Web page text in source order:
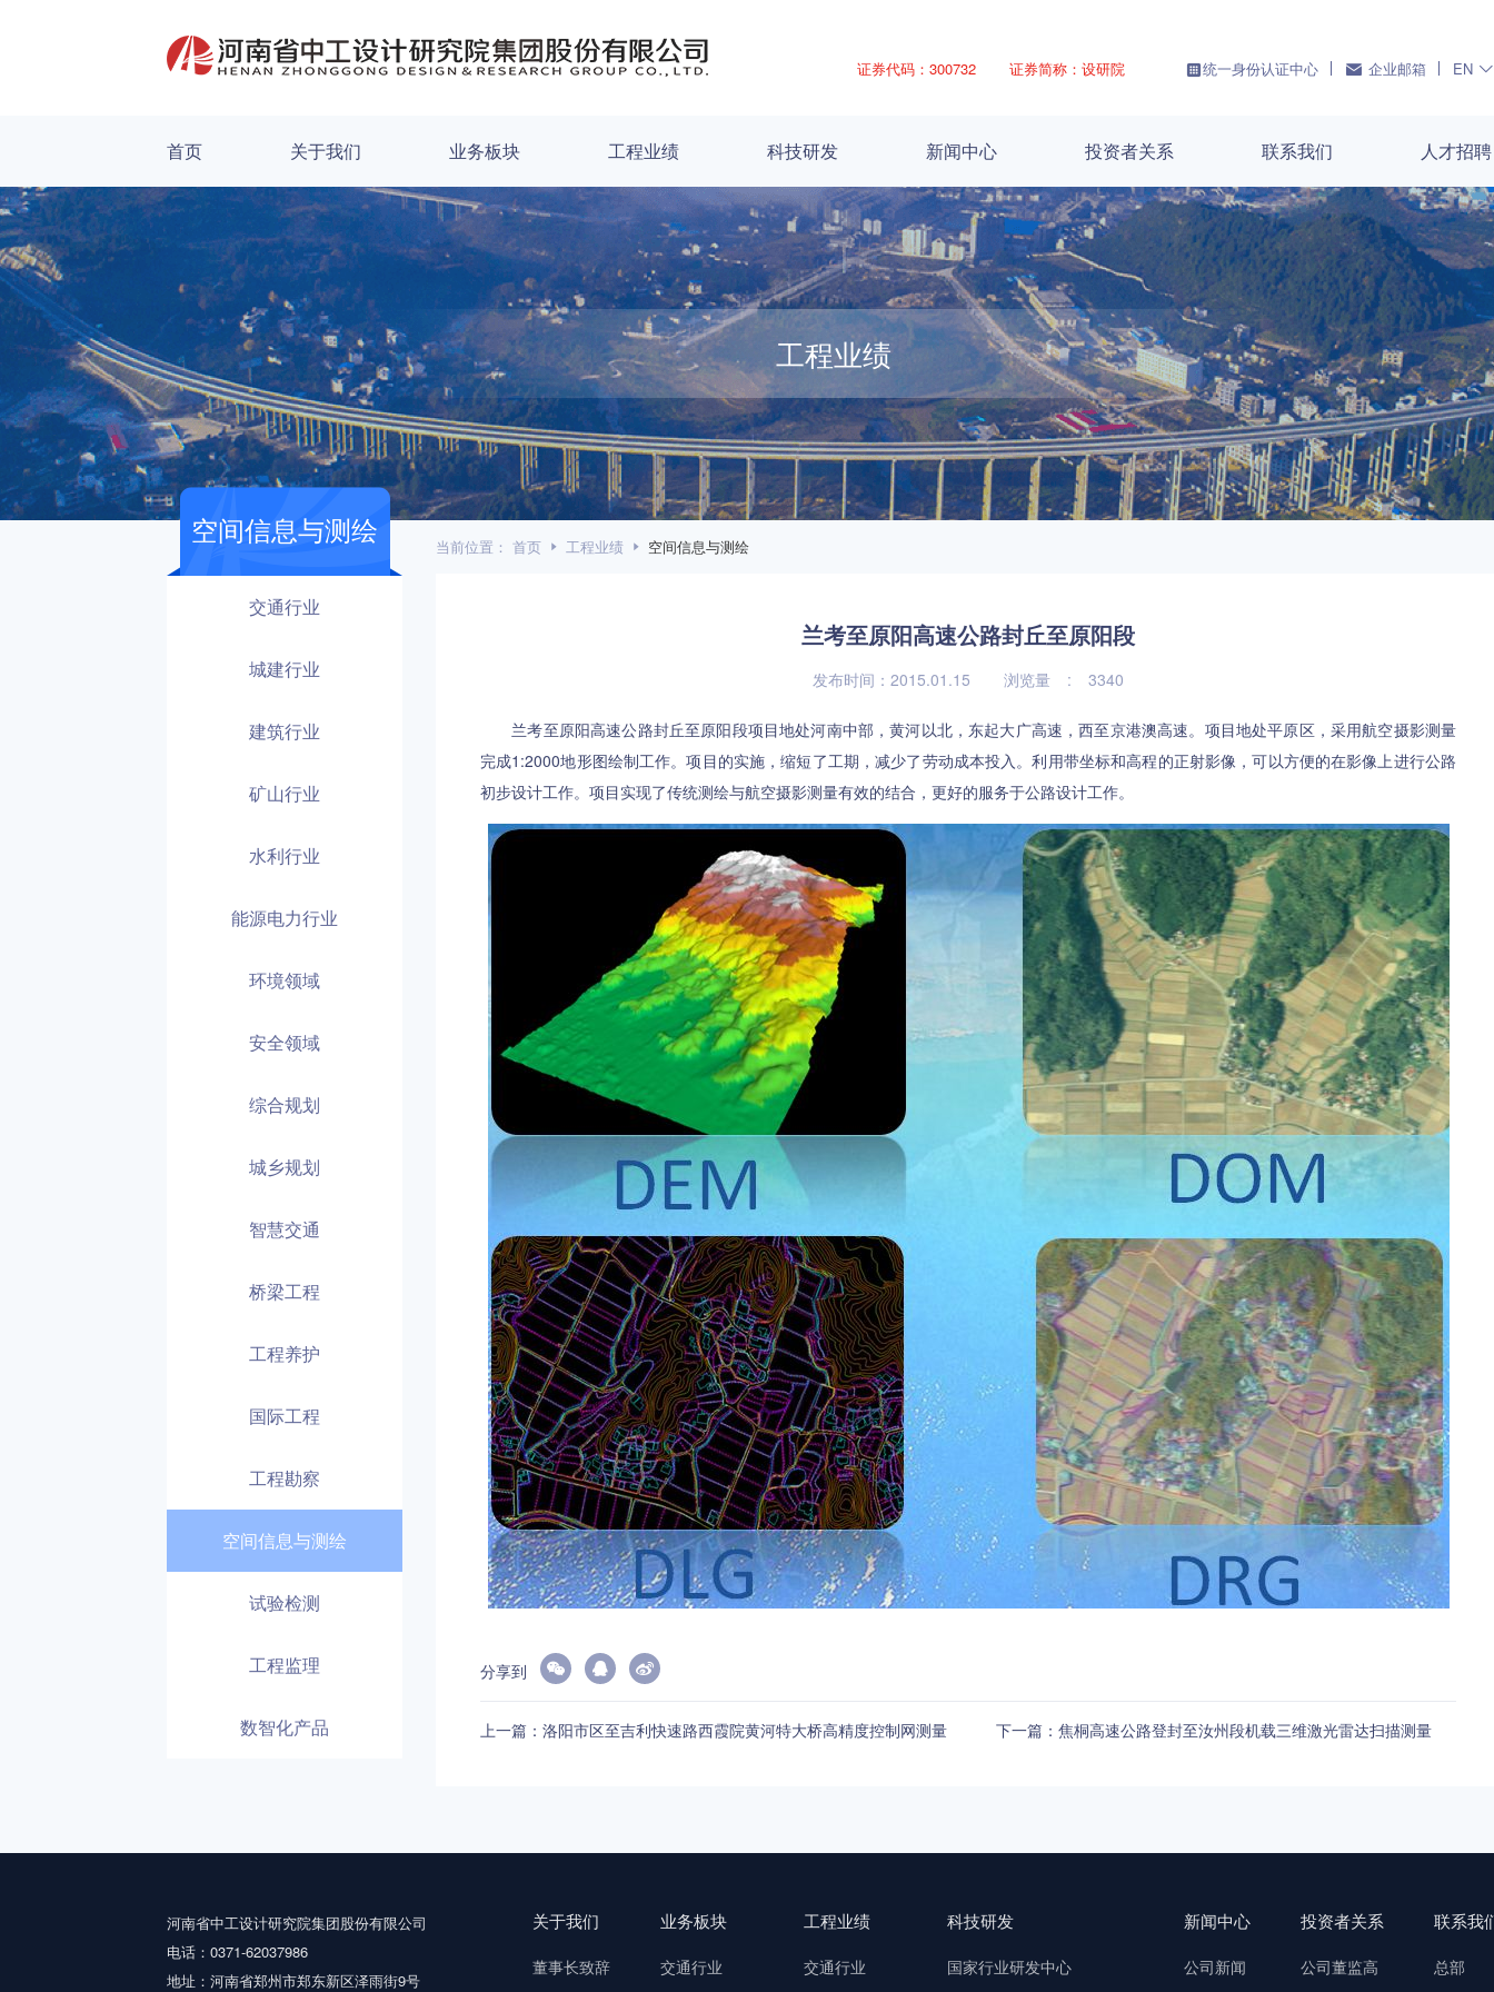
统一身份认证中心 企业邮箱 EN
证券简称：设研院
证券代码：300732
首页 关于我们 业务板块 工程业绩 科技研发 新闻中心 投资者关系 联系我们 人才招聘
工程业绩
空间信息与测绘
交通行业
城建行业
建筑行业
矿山行业
水利行业
能源电力行业
环境领域
安全领域
综合规划
城乡规划
智慧交通
桥梁工程
工程养护
国际工程
工程勘察
空间信息与测绘
试验检测
工程监理
数智化产品
当前位置： 首页 工程业绩 空间信息与测绘
兰考至原阳高速公路封丘至原阳段
发布时间：2015.01.15 浏览量 : 3340
兰考至原阳高速公路封丘至原阳段项目地处河南中部，黄河以北，东起大广高速，西至京港澳高速。项目地处平原区，采用航空摄影测量
完成1:2000地形图绘制工作。项目的实施，缩短了工期，减少了劳动成本投入。利用带坐标和高程的正射影像，可以方便的在影像上进行公路
初步设计工作。项目实现了传统测绘与航空摄影测量有效的结合，更好的服务于公路设计工作。
分享到
上一篇：洛阳市区至吉利快速路西霞院黄河特大桥高精度控制网测量 下一篇：焦桐高速公路登封至汝州段机载三维激光雷达扫描测量
河南省中工设计研究院集团股份有限公司
电话：0371-62037986
地址：河南省郑州市郑东新区泽雨街9号
关于我们
董事长致辞
业务板块
交通行业
工程业绩
交通行业
科技研发
国家行业研发中心
新闻中心
公司新闻
投资者关系
公司董监高
联系我
总部